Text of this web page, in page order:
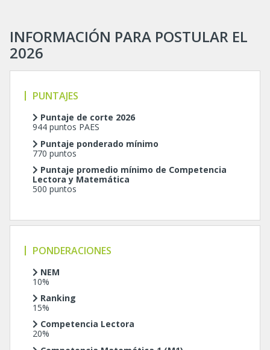
INFORMACIÓN PARA POSTULAR EL
2026
PUNTAJES
Puntaje de corte 2026
944 puntos PAES
Puntaje ponderado mínimo
770 puntos
Puntaje promedio mínimo de Competencia
Lectora y Matemática
500 puntos
PONDERACIONES
NEM
10%
Ranking
15%
Competencia Lectora
20%